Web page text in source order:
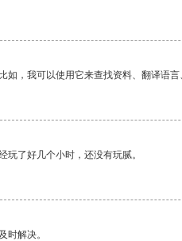
，我可以使用它来查找资料、翻译语言
了好几个小时，还没有玩腻。
时解决。